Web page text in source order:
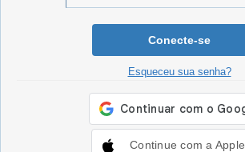
Conecte-se
Esqueceu sua senha?
Continue com a Apple